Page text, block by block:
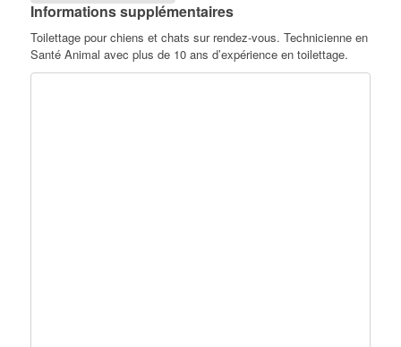
Informations supplémentaires
Toilettage pour chiens et chats sur rendez-vous. Technicienne en
Santé Animal avec plus de 10 ans d’expérience en toilettage.